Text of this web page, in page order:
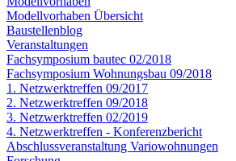
Modellvorhaben Übersicht
Baustellenblog
Veranstaltungen
Fachsymposium bautec 02/2018
Fachsymposium Wohnungsbau 09/2018
1. Netzwerktreffen 09/2017
2. Netzwerktreffen 09/2018
3. Netzwerktreffen 02/2019
4. Netzwerktreffen - Konferenzbericht
Abschlussveranstaltung Variowohnungen